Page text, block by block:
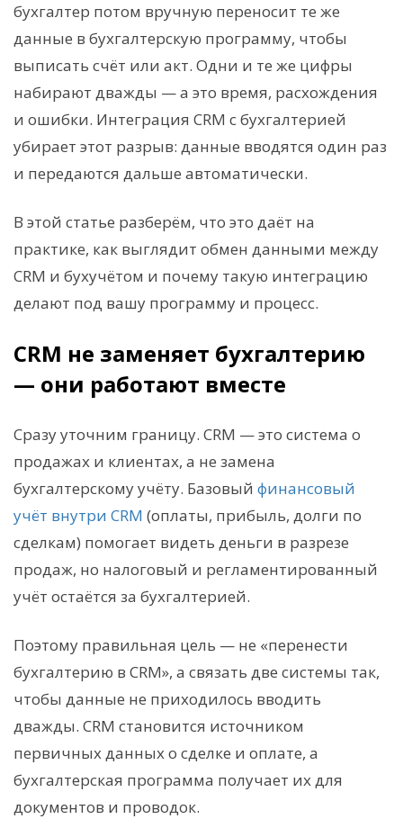
бухгалтер потом вручную переносит те же
данные в бухгалтерскую программу, чтобы
выписать счёт или акт. Одни и те же цифры
набирают дважды — а это время, расхождения
и ошибки. Интеграция CRM с бухгалтерией
убирает этот разрыв: данные вводятся один раз
и передаются дальше автоматически.
В этой статье разберём, что это даёт на
практике, как выглядит обмен данными между
CRM и бухучётом и почему такую интеграцию
делают под вашу программу и процесс.
CRM не заменяет бухгалтерию
— они работают вместе
Сразу уточним границу. CRM — это система о
продажах и клиентах, а не замена
бухгалтерскому учёту. Базовый финансовый
учёт внутри CRM (оплаты, прибыль, долги по
сделкам) помогает видеть деньги в разрезе
продаж, но налоговый и регламентированный
учёт остаётся за бухгалтерией.
Поэтому правильная цель — не «перенести
бухгалтерию в CRM», а связать две системы так,
чтобы данные не приходилось вводить
дважды. CRM становится источником
первичных данных о сделке и оплате, а
бухгалтерская программа получает их для
документов и проводок.